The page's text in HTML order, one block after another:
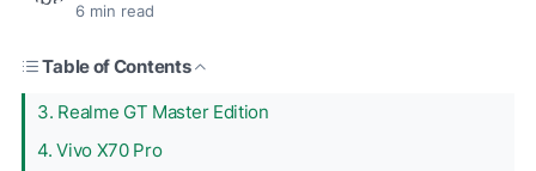
6 min read
Table of Contents
3. Realme GT Master Edition
4. Vivo X70 Pro